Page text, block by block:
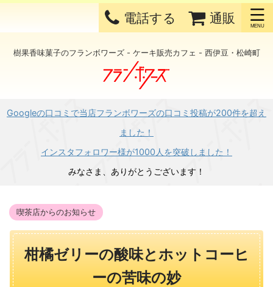
電話する 通販
樹果香味菓子のフランボワーズ - ケーキ販売カフェ - 西伊豆・松崎町
Googleの口コミで当店フランボワーズの口コミ投稿が200件を超え
ました！
インスタフォロワー様が1000人を突破しました！
みなさま、ありがとうございます！
喫茶店からのお知らせ
柑橘ゼリーの酸味とホットコーヒ
ーの苦味の妙